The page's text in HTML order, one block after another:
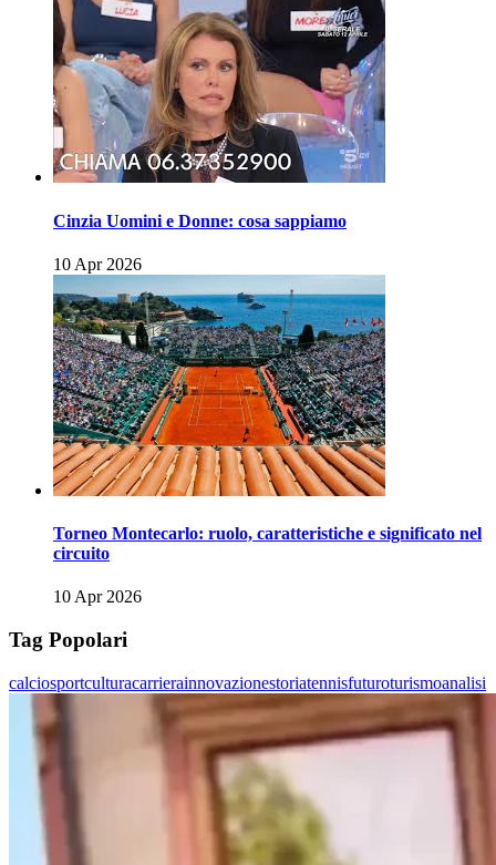
Cinzia Uomini e Donne: cosa sappiamo
10 Apr 2026
Torneo Montecarlo: ruolo, caratteristiche e significato nel
circuito
10 Apr 2026
Tag Popolari
calciosportculturacarrierainnovazionestoriatennisfuturoturismoanalisi